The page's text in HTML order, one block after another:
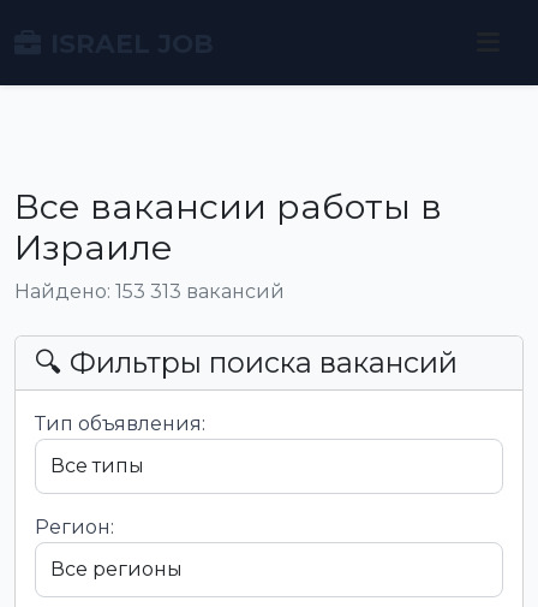
Все вакансии работы в
Израиле
Найдено: 153 313 вакансий
🔍 Фильтры поиска вакансий
Тип объявления:
Регион: